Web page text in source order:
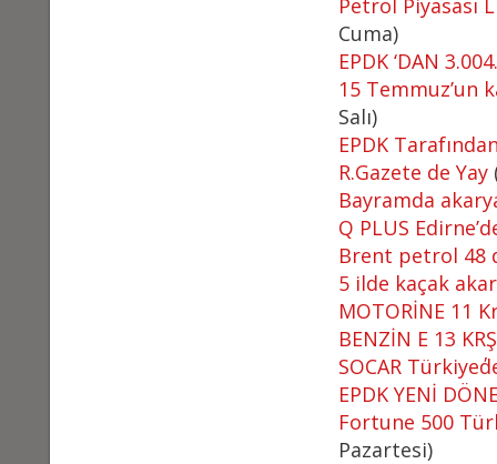
Petrol Piyasası
Cuma)
EPDK ‘DAN
15 Temmuz’un
Salı)
EPDK
R.Gazete de Yay
Bayramda
Q PLUS
Brent petrol 48
5 ilde kaçak
MOTORİNE 11
BENZİN E 13
SOCAR
EPDK YENİ
Fortune 500
Pazartesi)